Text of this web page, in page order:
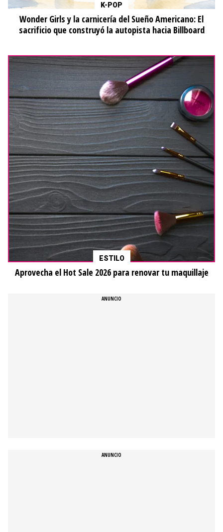
K-POP
Wonder Girls y la carnicería del Sueño Americano: El
sacrificio que construyó la autopista hacia Billboard
ESTILO
Aprovecha el Hot Sale 2026 para renovar tu maquillaje